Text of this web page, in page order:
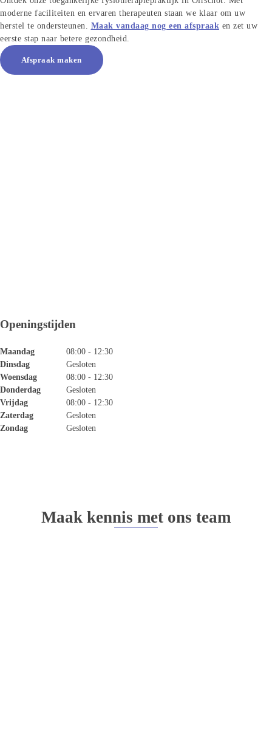
moderne faciliteiten en ervaren therapeuten staan we klaar om uw
herstel te ondersteunen. Maak vandaag nog een afspraak en zet uw
eerste stap naar betere gezondheid.
Afspraak maken
Openingstijden
Maandag
08:00 - 12:30
Dinsdag
Gesloten
Woensdag
08:00 - 12:30
Donderdag
Gesloten
Vrijdag
08:00 - 12:30
Zaterdag
Gesloten
Zondag
Gesloten
Maak kennis met ons team